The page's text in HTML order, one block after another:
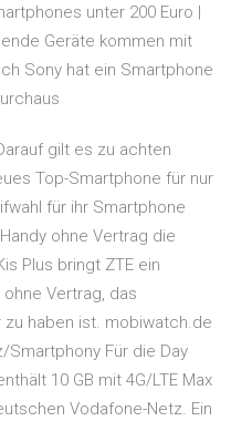
unter 200 Euro |
Geräte kommen mit
Sony hat ein Smartphone
gilt es zu achten
Top-Smartphone für nur
für ihr Smartphone
ohne Vertrag die
Plus bringt ZTE ein
Vertrag, das
zu haben ist. mobiwatch.de
Für die Day
10 GB mit 4G/LTE Max
Vodafone-Netz. Ein